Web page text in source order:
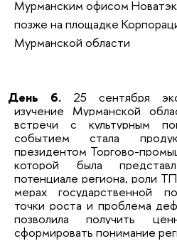
Мурманским офисом
позже на площадке
Мурманской области
День 6.
25 сентября
изучение Мурманской
встречи с культурным
событием стала
президентом Торгово-
которой была
потенциале региона, роли
мерах государственной
точки роста и проблема
позволила получить
сформировать понимание